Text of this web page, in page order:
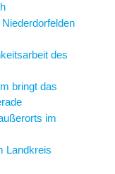
des
bringt das
im
Landkreis